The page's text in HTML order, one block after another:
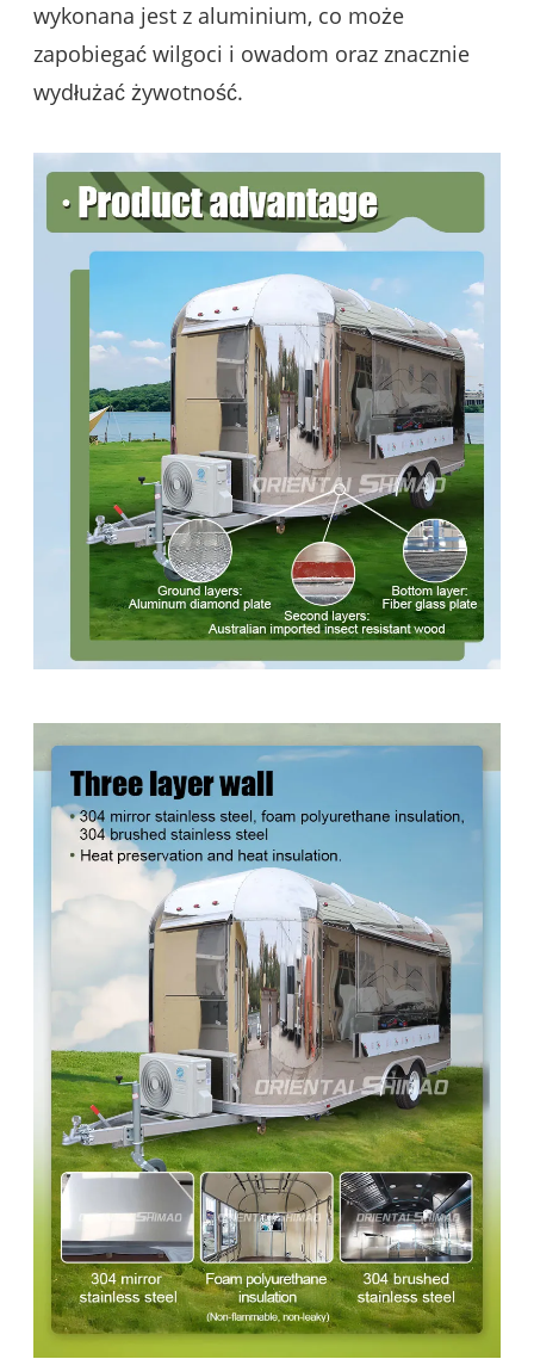
wykonana jest z aluminium, co może
zapobiegać wilgoci i owadom oraz znacznie
wydłużać żywotność.